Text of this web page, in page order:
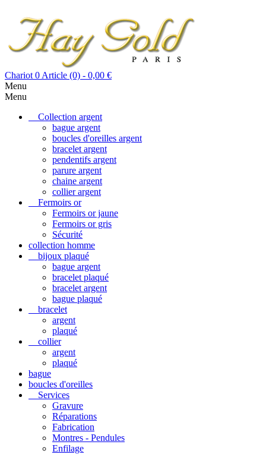
Chariot 0 Article (0) - 0,00 €
Menu
Menu
Collection argent
bague argent
boucles d'oreilles argent
bracelet argent
pendentifs argent
parure argent
chaine argent
collier argent
Fermoirs or
Fermoirs or jaune
Fermoirs or gris
Sécurité
collection homme
bijoux plaqué
bague argent
bracelet plaqué
bracelet argent
bague plaqué
bracelet
argent
plaqué
collier
argent
plaqué
bague
boucles d'oreilles
Services
Gravure
Réparations
Fabrication
Montres - Pendules
Enfilage